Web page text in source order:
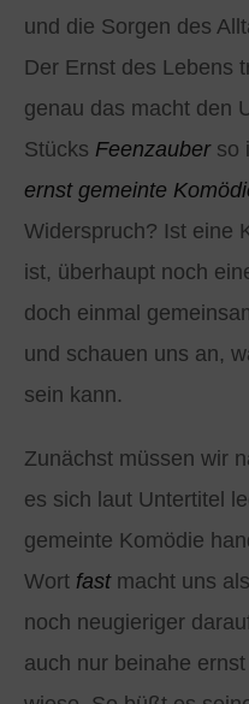
und die Sorgen des
Der Ernst des Lebens
genau das macht den
Stücks Feenzauber so
ernst gemeinte
Widerspruch? Ist eine
ist, überhaupt noch
doch einmal
und schauen uns an,
sein kann.
Zunächst müssen wir
es sich laut Untertitel
gemeinte Komödie
Wort fast macht uns
noch neugieriger
auch nur beinahe